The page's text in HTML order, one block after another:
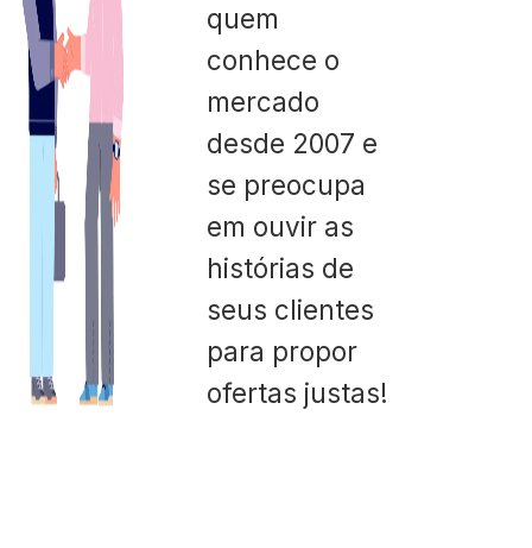
quem
conhece o
mercado
desde 2007 e
se preocupa
em ouvir as
histórias de
seus clientes
para propor
ofertas justas!